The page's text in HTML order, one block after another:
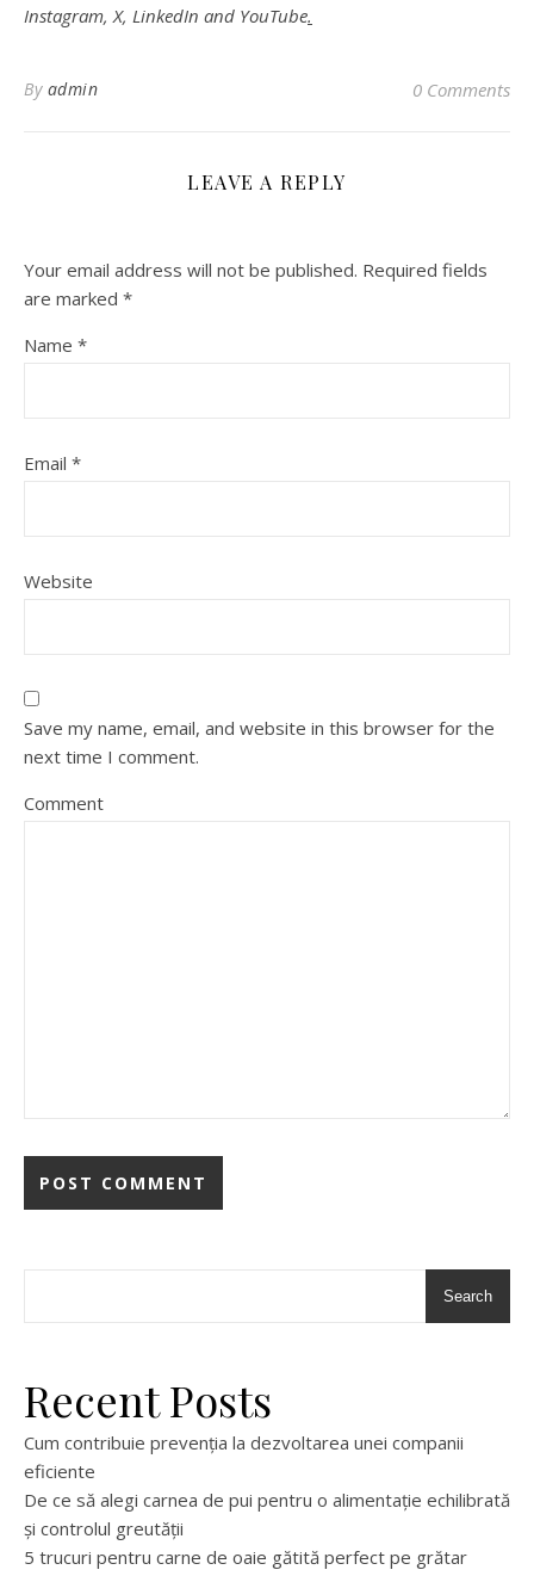
Instagram, X, LinkedIn and YouTube.
By admin 0 Comments
LEAVE A REPLY
Your email address will not be published. Required fields
are marked *
Name *
Email *
Website
Save my name, email, and website in this browser for the
next time I comment.
Comment
Search
Recent Posts
Cum contribuie prevenția la dezvoltarea unei companii
eficiente
De ce să alegi carnea de pui pentru o alimentație echilibrată
și controlul greutății
5 trucuri pentru carne de oaie gătită perfect pe grătar